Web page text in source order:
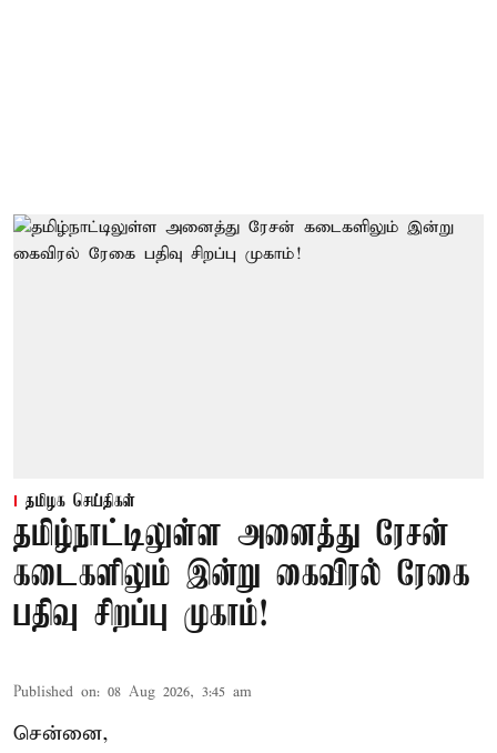
தமிழக செய்திகள்
தமிழ்நாட்டிலுள்ள அனைத்து ரேசன்
கடைகளிலும் இன்று கைவிரல் ரேகை
பதிவு சிறப்பு முகாம்!
Published on: 08 Aug 2026, 3:45 am
சென்னை,